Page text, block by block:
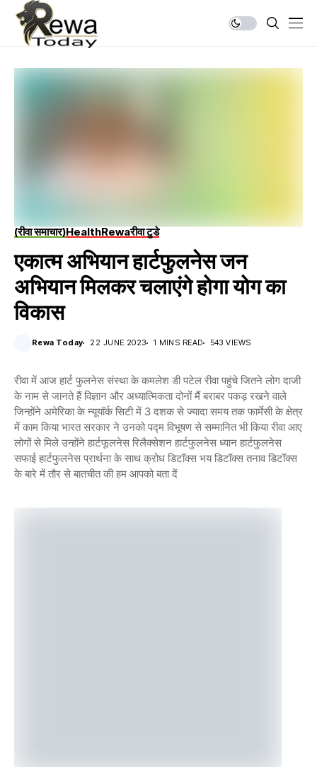
(रीवा समाचार)HealthRewaरीवा टुडे
एकात्म अभियान हार्टफुलनेस जन
अभियान मिलकर चलाएंगे होगा योग का
विकास
Rewa Today 22 JUNE 2023 1 MINS READ 543 VIEWS
रीवा में आज हार्ट फुलनेस संस्था के कमलेश डी पटेल रीवा पहुंचे जितने लोग दाजी
के नाम से जानते हैं विज्ञान और अध्यात्मिकता दोनों मैं बराबर पकड़ रखने वाले
जिन्होंने अमेरिका के न्यूयॉर्क सिटी में 3 दशक से ज्यादा समय तक फार्मेसी के क्षेत्र
में काम किया भारत सरकार ने उनको पद्म विभूषण से सम्मानित भी किया रीवा आए
लोगों से मिले उन्होंने हार्टफूलनेस रिलैक्सेशन हार्टफुलनेस ध्यान हार्टफुलनेस
सफाई हार्टफुलनेस प्रार्थना के साथ क्रोध डिटॉक्स भय डिटॉक्स तनाव डिटॉक्स
के बारे में तौर से बातचीत की हम आपको बता दें